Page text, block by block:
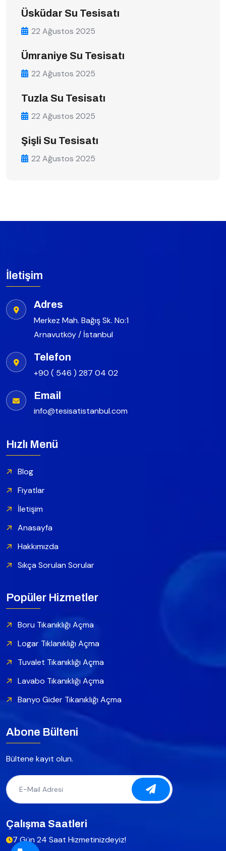
Üsküdar Su Tesisatı
22 Ağustos 2025
Ümraniye Su Tesisatı
22 Ağustos 2025
Tuzla Su Tesisatı
22 Ağustos 2025
Şişli Su Tesisatı
22 Ağustos 2025
İletişim
Adres
Merkez Mah. Bağış Sk. No:1
Arnavutköy / İstanbul
Telefon
+90 ( 546 ) 287 04 02
Email
info@tesisatistanbul.com
Hızlı Menü
Blog
Fiyatlar
İletişim
Anasayfa
Hakkımızda
Sıkça Sorulan Sorular
Popüler Hizmetler
Boru Tıkanıklığı Açma
Logar Tıklanıklığı Açma
Tuvalet Tıkanıklığı Açma
Lavabo Tıkanıklığı Açma
Banyo Gider Tıkanıklığı Açma
Abone Bülteni
Bültene kayıt olun.
Çalışma Saatleri
7 Gün 24 Saat Hizmetinizdeyiz!